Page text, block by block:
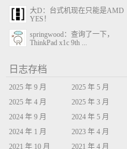
大D：台式机现在只能是AMD
YES！
springwood：查询了一下，
ThinkPad x1c 9th ...
日志存档
2025 年 9 月
2025 年 5 月
2025 年 4 月
2025 年 3 月
2024 年 9 月
2024 年 5 月
2024 年 1 月
2023 年 4 月
2021 年 10 月
2021 年 4 月